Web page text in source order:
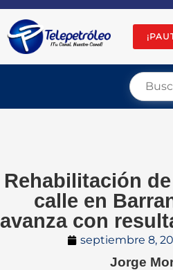
Rehabilitación
calle en
avanza con
septiembre 8,
Jorge